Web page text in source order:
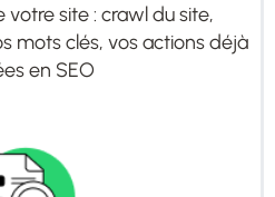
votre site : crawl du site,
mots clés, vos actions déjà
en SEO